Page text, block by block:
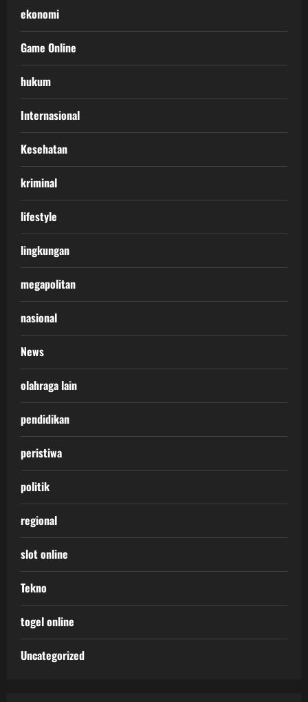
ekonomi
Game Online
hukum
Internasional
Kesehatan
kriminal
lifestyle
lingkungan
megapolitan
nasional
News
olahraga lain
pendidikan
peristiwa
politik
regional
slot online
Tekno
togel online
Uncategorized